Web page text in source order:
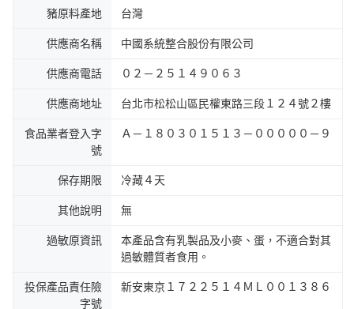
豬原料產地 台灣
供應商名稱 中國系統整合股份有限公司
供應商電話 ０２－２５１４９０６３
供應商地址 台北市松松山區民權東路三段１２４號２樓
食品業者登入字
號
Ａ－１８０３０１５１３－０００００－９
保存期限 冷藏４天
其他說明 無
過敏原資訊
本產品含有乳製品及小麥、蛋，不適合對其
過敏體質者食用。
投保產品責任險
字號
新安東京１７２２５１４ＭＬ００１３８６